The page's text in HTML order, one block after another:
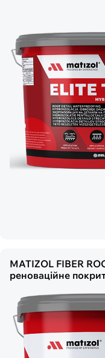
MATIZOL FIBER
реноваційне